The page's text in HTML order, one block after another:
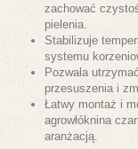
zachować
pielenia.
Stabilizuje
systemu
Pozwala
przesuszenia i
Łatwy montaż i
agrowłóknina
aranżacją.